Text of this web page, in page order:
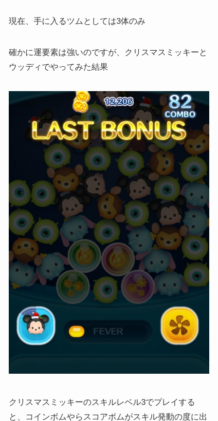
現在、手に入るツムとしては3体のみ
確かに運要素は強いのですが、クリスマスミッキーと
ウッディでやってみた結果
クリスマスミッキーのスキルレベル3でプレイする
と、コインボムやらスコアボムがスキル発動の度に出